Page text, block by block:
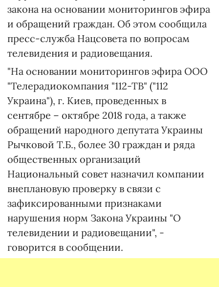
закона на основании мониторингов эфира
и обращений граждан. Об этом сообщила
пресс-служба Нацсовета по вопросам
телевидения и радиовещания.
"На основании мониторингов эфира ООО
"Телерадиокомпания "112-ТВ" ("112
Украина"), г. Киев, проведенных в
сентябре – октябре 2018 года, а также
обращений народного депутата Украины
Рычковой Т.Б., более 30 граждан и ряда
общественных организаций
Национальный совет назначил компании
внеплановую проверку в связи с
зафиксированными признаками
нарушения норм Закона Украины "О
телевидении и радиовещании", -
говорится в сообщении.